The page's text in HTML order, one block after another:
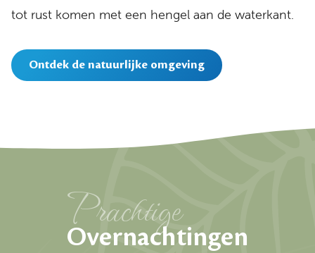
tot rust komen met een hengel aan de waterkant.
Ontdek de natuurlijke omgeving
Prachtige
Overnachtingen